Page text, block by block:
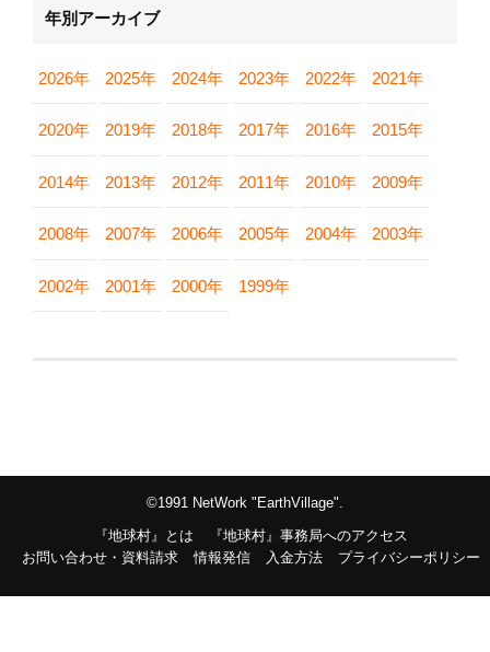
年別アーカイブ
2026年 2025年 2024年 2023年 2022年 2021年
2020年 2019年 2018年 2017年 2016年 2015年
2014年 2013年 2012年 2011年 2010年 2009年
2008年 2007年 2006年 2005年 2004年 2003年
2002年 2001年 2000年 1999年
©1991 NetWork "EarthVillage".
『地球村』とは
『地球村』事務局へのアクセス
お問い合わせ・資料請求
情報発信 入金方法 プライバシーポリシー